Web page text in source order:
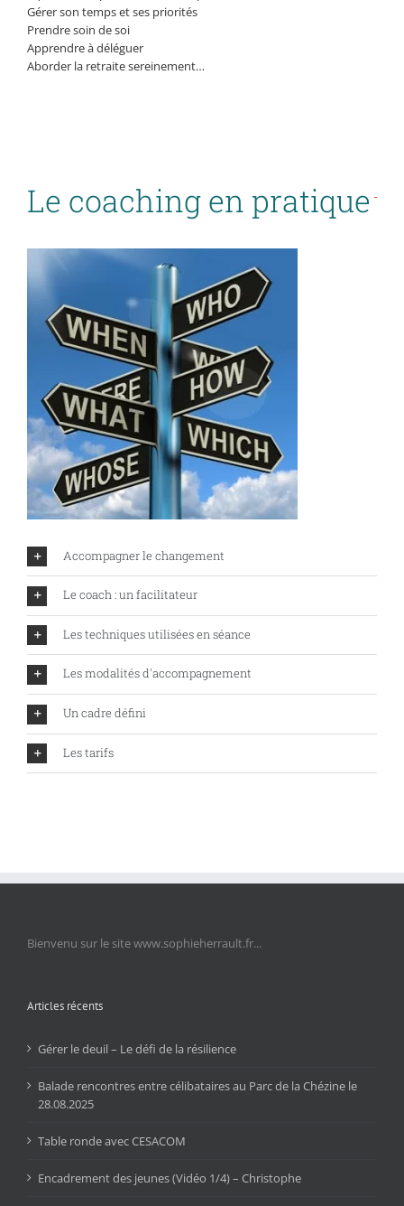
Gérer son temps et ses priorités
Prendre soin de soi
Apprendre à déléguer
Aborder la retraite sereinement…
Le coaching en pratique
Accompagner le changement
Le coach : un facilitateur
Les techniques utilisées en séance
Les modalités d'accompagnement
Un cadre défini
Les tarifs
Bienvenu sur le site www.sophieherrault.fr...
Articles récents
Gérer le deuil – Le défi de la résilience
Balade rencontres entre célibataires au Parc de la Chézine le
28.08.2025
Table ronde avec CESACOM
Encadrement des jeunes (Vidéo 1/4) – Christophe